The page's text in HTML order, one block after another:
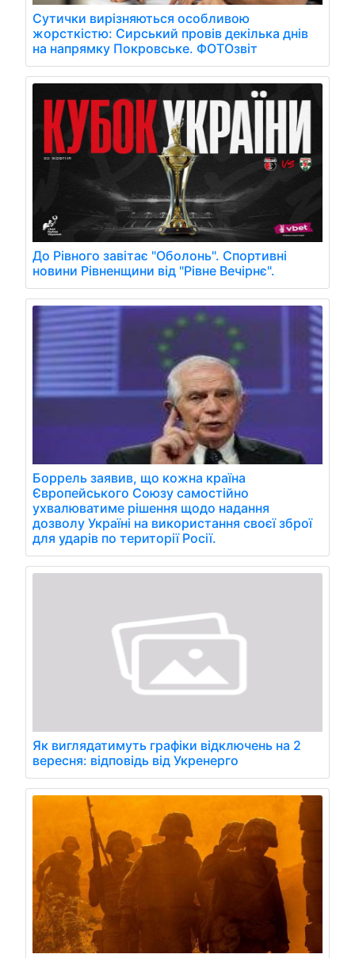
Сутички вирізняються особливою
жорсткістю: Сирський провів декілька днів
на напрямку Покровське. ФОТОзвіт
До Рівного завітає "Оболонь". Спортивні
новини Рівненщини від "Рівне Вечірнє".
Боррель заявив, що кожна країна
Європейського Союзу самостійно
ухвалюватиме рішення щодо надання
дозволу Україні на використання своєї зброї
для ударів по території Росії.
Як виглядатимуть графіки відключень на 2
вересня: відповідь від Укренерго